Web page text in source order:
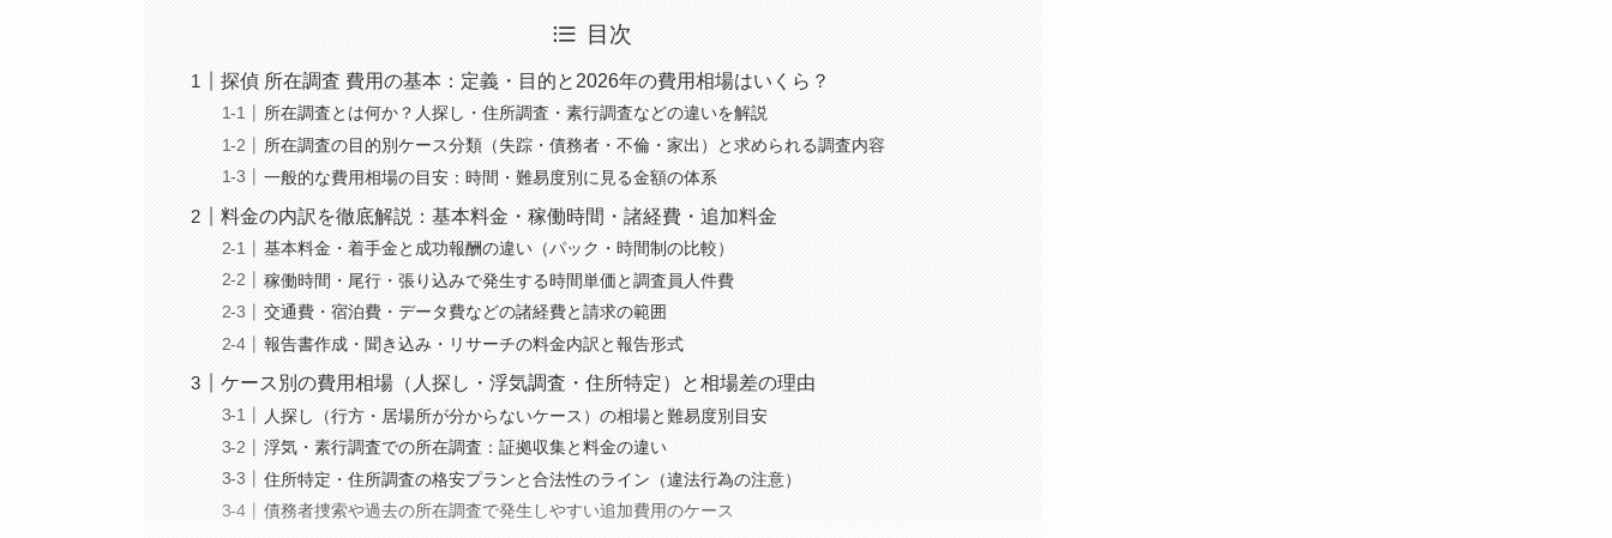
目次
探偵 所在調査 費用の基本：定義・目的と2026年の費用相場はいくら？
所在調査とは何か？人探し・住所調査・素行調査などの違いを解説
所在調査の目的別ケース分類（失踪・債務者・不倫・家出）と求められる調査内容
一般的な費用相場の目安：時間・難易度別に見る金額の体系
料金の内訳を徹底解説：基本料金・稼働時間・諸経費・追加料金
基本料金・着手金と成功報酬の違い（パック・時間制の比較）
稼働時間・尾行・張り込みで発生する時間単価と調査員人件費
交通費・宿泊費・データ費などの諸経費と請求の範囲
報告書作成・聞き込み・リサーチの料金内訳と報告形式
ケース別の費用相場（人探し・浮気調査・住所特定）と相場差の理由
人探し（行方・居場所が分からないケース）の相場と難易度別目安
浮気・素行調査での所在調査：証拠収集と料金の違い
住所特定・住所調査の格安プランと合法性のライン（違法行為の注意）
債務者捜索や過去の所在調査で発生しやすい追加費用のケース